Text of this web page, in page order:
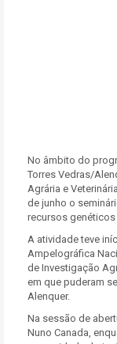
No âmbito do
Torres Vedras/
Agrária e
de junho o
recursos genéticos
A atividade teve
Ampelográfica
de Investigação
em que puderam
Alenquer.
Na sessão de
Nuno Canada,